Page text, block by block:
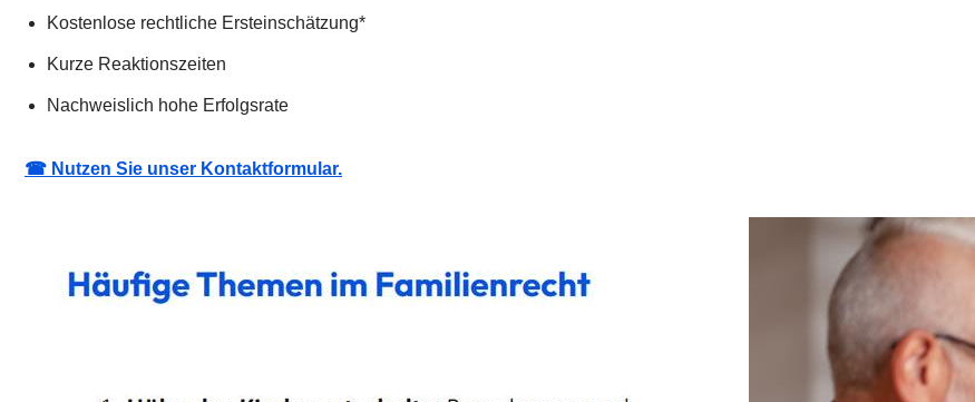
Kostenlose rechtliche Ersteinschätzung*
Kurze Reaktionszeiten
Nachweislich hohe Erfolgsrate
☎ Nutzen Sie unser Kontaktformular.